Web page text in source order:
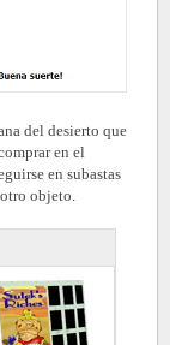
del desierto que
en el
en subastas
objeto.